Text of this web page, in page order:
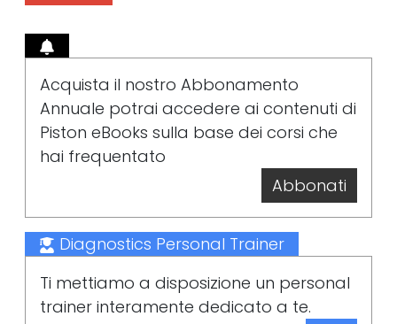
Acquista il nostro Abbonamento
Annuale potrai accedere ai contenuti di
Piston eBooks sulla base dei corsi che
hai frequentato
Abbonati
Diagnostics Personal Trainer
Ti mettiamo a disposizione un personal
trainer interamente dedicato a te.